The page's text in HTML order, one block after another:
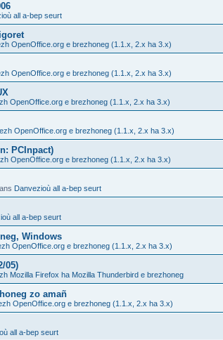
all a-bep seurt
OpenOffice.org e brezhoneg (1.1.x, 2.x ha 3.x)
OpenOffice.org e brezhoneg (1.1.x, 2.x ha 3.x)
OpenOffice.org e brezhoneg (1.1.x, 2.x ha 3.x)
OpenOffice.org e brezhoneg (1.1.x, 2.x ha 3.x)
PCInpact)
OpenOffice.org e brezhoneg (1.1.x, 2.x ha 3.x)
Danvezioù all a-bep seurt
all a-bep seurt
Windows
OpenOffice.org e brezhoneg (1.1.x, 2.x ha 3.x)
05)
Mozilla Firefox ha Mozilla Thunderbird e brezhoneg
zo amañ
OpenOffice.org e brezhoneg (1.1.x, 2.x ha 3.x)
all a-bep seurt